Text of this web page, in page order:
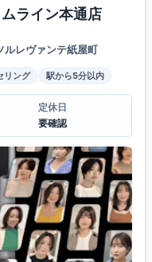
ライン本通店
ルレヴァンテ紙屋町
リング 駅から5分以内
定休日
要確認